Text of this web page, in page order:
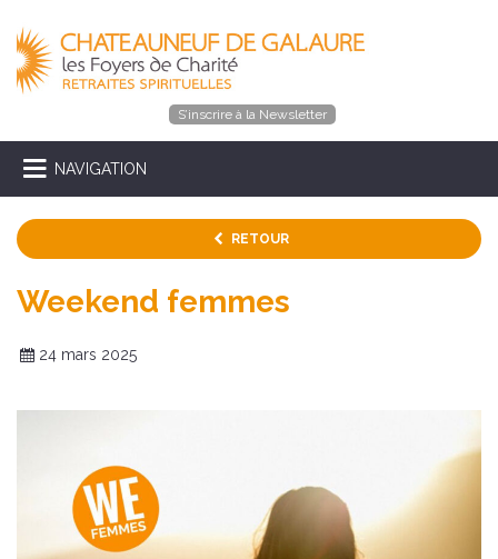
S’inscrire à la Newsletter
NAVIGATION
RETOUR
Weekend femmes
24 mars 2025